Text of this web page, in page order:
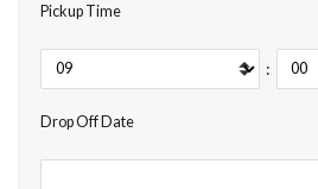
Pickup Time
:
Drop Off Date